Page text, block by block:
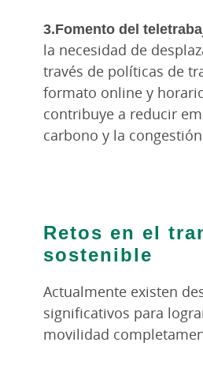
3.Fomento del
la necesidad de
través de políticas de
formato online y
contribuye a reducir
carbono y la
Retos en el
sostenible
Actualmente existen
significativos para
movilidad